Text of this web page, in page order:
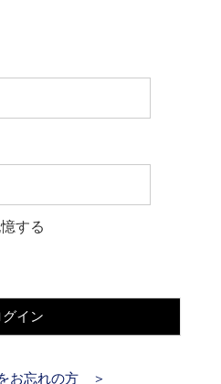
する
グイン
お忘れの方 ＞